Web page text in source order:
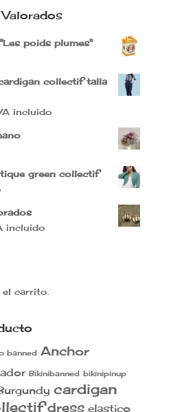
poids plumes"
collectif talla
incluido
green collectif
incluido
carrito.
banned Anchor
Bikinibanned bikinipinup
cardigan
dress elastico